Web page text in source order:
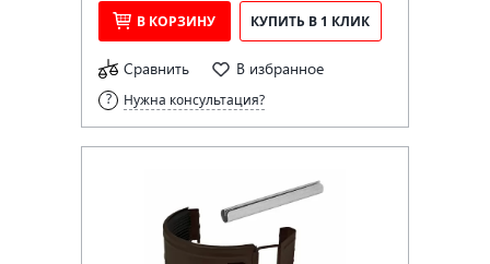
В КОРЗИНУ КУПИТЬ В 1 КЛИК
Сравнить В избранное
Нужна консультация?